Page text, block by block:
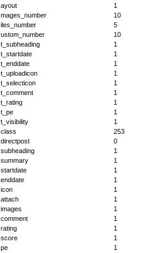
ayout
1
mages_number
10
iles_number
5
ustom_number
10
t_subheading
1
t_startdate
1
t_enddate
1
t_uploadicon
1
t_selecticon
1
t_comment
1
t_rating
1
t_pe
1
t_visibility
1
class
253
directpost
0
subheading
1
summary
1
startdate
1
enddate
1
icon
1
attach
1
images
1
comment
1
rating
1
score
1
pe
1